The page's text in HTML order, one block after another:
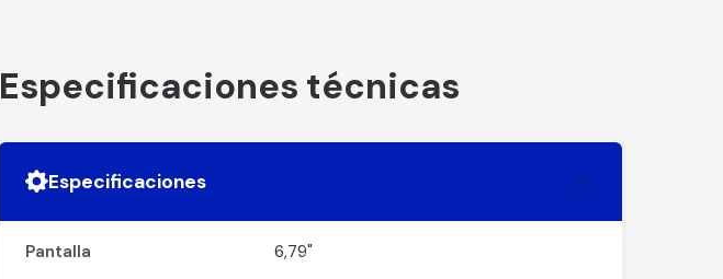
Especificaciones técnicas
Especificaciones
Pantalla 6,79"